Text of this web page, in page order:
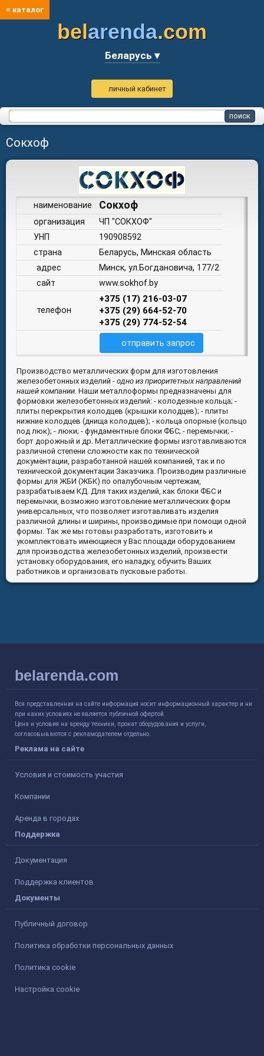
≡ каталог
belarenda.com
Беларусь ▾
личный кабинет
Сокхоф
наименование Сокхоф
организация
ЧП "СОКХОФ"
УНП
190908592
страна
Беларусь, Минская область
адрес
Минск, ул.Богдановича, 177/2
сайт
www.sokhof.by
телефон
+375 (17) 216-03-07
+375 (29) 664-52-70
+375 (29) 774-52-54
отправить запрос
Производство металлических форм для изготовления
железобетонных изделий - одно из приоритетных направлений
нашей компании. Наши металлоформы предназначены для
формовки железобетонных изделий: - колодезные кольца; -
плиты перекрытия колодцев (крышки колодцев); - плиты
нижние колодцев (днища колодцев); - кольца опорные (кольцо
под люк); - люки; - фундаментные блоки ФБС; - перемычки; -
борт дорожный и др. Металлические формы изготавливаются
различной степени сложности как по технической
документации, разработанной нашей компанией, так и по
технической документации Заказчика. Производим различные
формы для ЖБИ (ЖБК) по опалубочным чертежам,
разрабатываем КД. Для таких изделий, как блоки ФБС и
перемычки, возможно изготовление металлических форм
универсальных, что позволяет изготавливать изделия
различной длины и ширины, производимые при помощи одной
формы. Так же мы готовы разработать, изготовить и
укомплектовать имеющиеся у Вас площади оборудованием
для производства железобетонных изделий, произвести
установку оборудования, его наладку, обучить Ваших
работников и организовать пусковые работы.
belarenda.com
Вся представленная на сайте информация носит информационный характер и ни
при каких условиях не является публичной офертой.
Цена и условия на аренду техники, прокат оборудования и услуги,
согласовываются с рекламодателем отдельно.
Реклама на сайте
Условия и стоимость участия
Компании
Аренда в городах
Поддержка
Документация
Поддержка клиентов
Документы
Публичный договор
Политика обработки персональных данных
Политика cookie
Настройка cookie